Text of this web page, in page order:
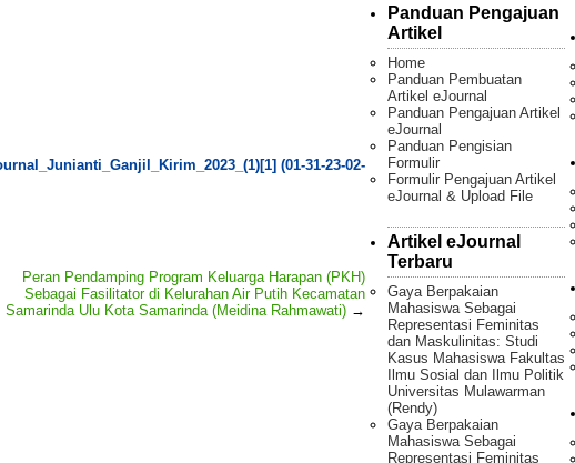
(01-31-23-02-
Peran Pendamping Program Keluarga Harapan (PKH)
Sebagai Fasilitator di Kelurahan Air Putih Kecamatan
Samarinda Ulu Kota Samarinda (Meidina Rahmawati) →
Panduan Pengajuan
Artikel
Home
Panduan Pembuatan
Artikel eJournal
Panduan Pengajuan Artikel
eJournal
Panduan Pengisian
Formulir
Formulir Pengajuan Artikel
eJournal & Upload File
Artikel eJournal
Terbaru
Gaya Berpakaian
Mahasiswa Sebagai
Representasi Feminitas
dan Maskulinitas: Studi
Kasus Mahasiswa Fakultas
Ilmu Sosial dan Ilmu Politik
Universitas Mulawarman
(Rendy)
Gaya Berpakaian
Mahasiswa Sebagai
Representasi Feminitas